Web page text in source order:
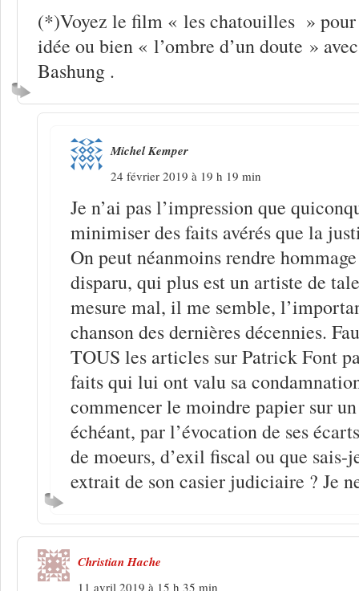
(*)Voyez le film « les chatouilles » pour
idée ou bien « l’ombre d’un doute »
Bashung .
Michel Kemper
24 février 2019 à 19 h 19 min
Je n’ai pas l’impression que
minimiser des faits avérés que la
On peut néanmoins rendre
disparu, qui plus est un artiste de
mesure mal, il me semble,
chanson des dernières décennies.
TOUS les articles sur Patrick Font
faits qui lui ont valu sa
commencer le moindre papier sur
échéant, par l’évocation de ses
de moeurs, d’exil fiscal ou que sais-
extrait de son casier judiciaire ? Je
Christian Hache
11 avril 2019 à 15 h 35 min